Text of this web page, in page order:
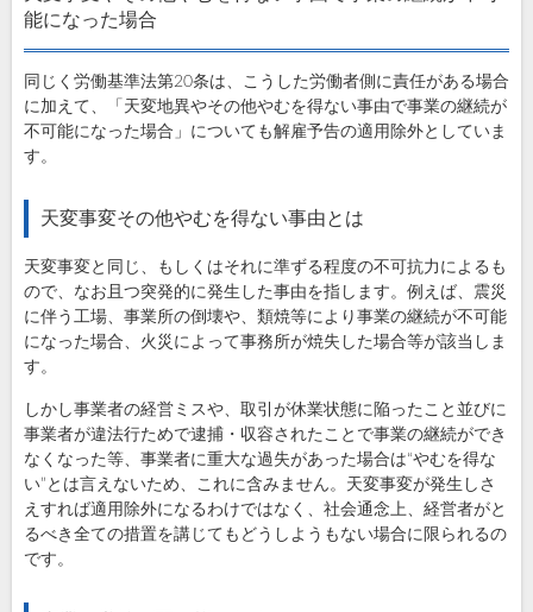
能になった場合
同じく労働基準法第20条は、こうした労働者側に責任がある場合
に加えて、「天変地異やその他やむを得ない事由で事業の継続が
不可能になった場合」についても解雇予告の適用除外としていま
す。
天変事変その他やむを得ない事由とは
天変事変と同じ、もしくはそれに準ずる程度の不可抗力によるも
ので、なお且つ突発的に発生した事由を指します。例えば、震災
に伴う工場、事業所の倒壊や、類焼等により事業の継続が不可能
になった場合、火災によって事務所が焼失した場合等が該当しま
す。
しかし事業者の経営ミスや、取引が休業状態に陥ったこと並びに
事業者が違法行ためで逮捕・収容されたことで事業の継続ができ
なくなった等、事業者に重大な過失があった場合は“やむを得な
い”とは言えないため、これに含みません。天変事変が発生しさ
えすれば適用除外になるわけではなく、社会通念上、経営者がと
るべき全ての措置を講じてもどうしようもない場合に限られるの
です。